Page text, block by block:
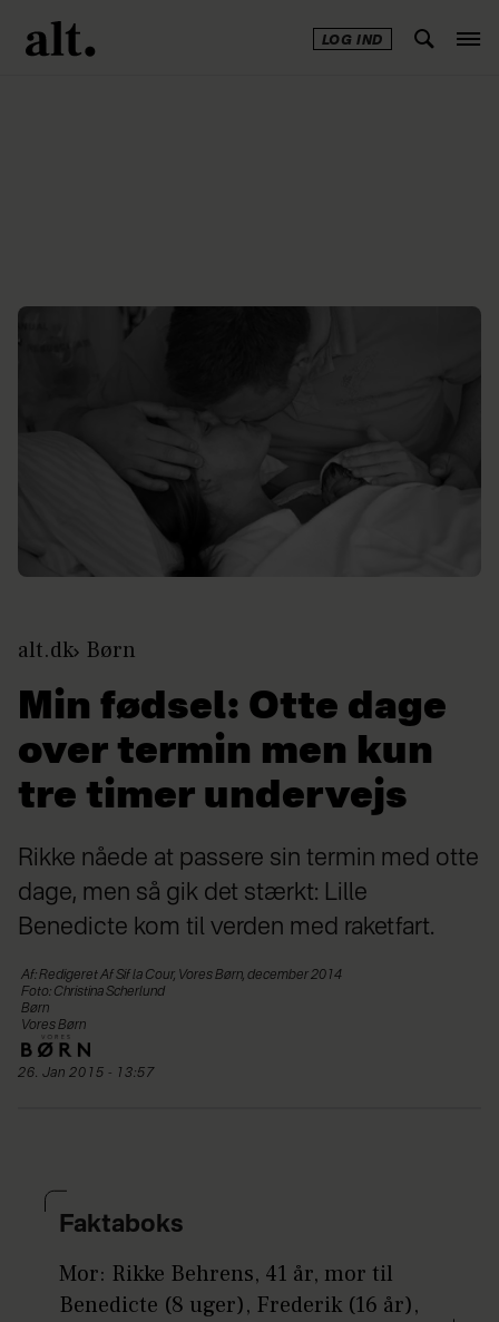
LOG IND
alt.dk Børn
Min fødsel: Otte dage
over termin men kun
tre timer undervejs
Rikke nåede at passere sin termin med otte
dage, men så gik det stærkt: Lille
Benedicte kom til verden med raketfart.
Af: Redigeret Af Sif la Cour, Vores Børn, december 2014
Foto: Christina Scherlund
Børn
Vores Børn
26. Jan 2015 - 13:57
Faktaboks
Mor: Rikke Behrens, 41 år, mor til
Benedicte (8 uger), Frederik (16 år),